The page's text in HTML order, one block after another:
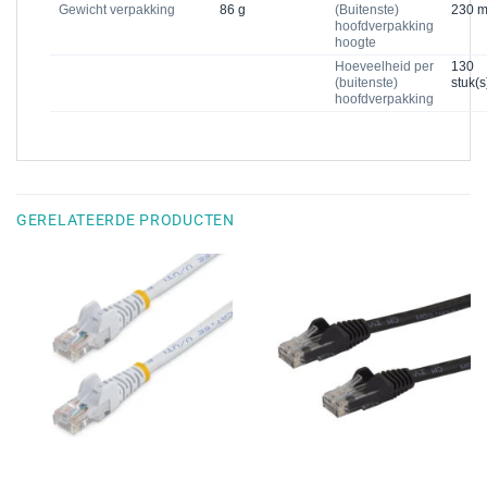
Gewicht verpakking 86 g
(Buitenste)
hoofdverpakking
hoogte
230
Hoeveelheid per
(buitenste)
hoofdverpakking
130
GERELATEERDE PRODUCTEN